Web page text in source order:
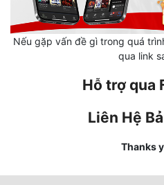
Kiếm Hiệp
Nếu gặp vấn đề gì trong quá
qua link
Hỗ trợ qua
Liên Hệ
Thanks